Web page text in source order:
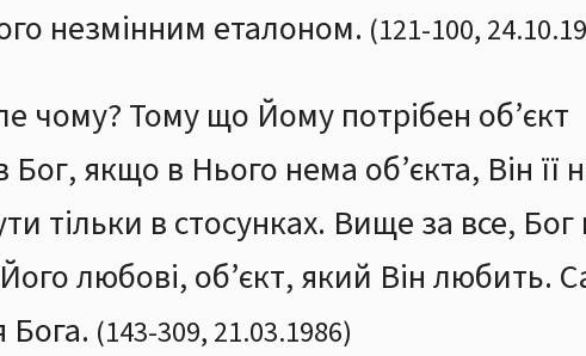
незмінним еталоном. (121-100,
чому? Тому що Йому потрібен об’єкт
якщо в Нього нема об’єкта, Він її
тільки в стосунках. Вище за все, Бог
любові, об’єкт, який Він любить.
Бога. (143-309, 21.03.1986)